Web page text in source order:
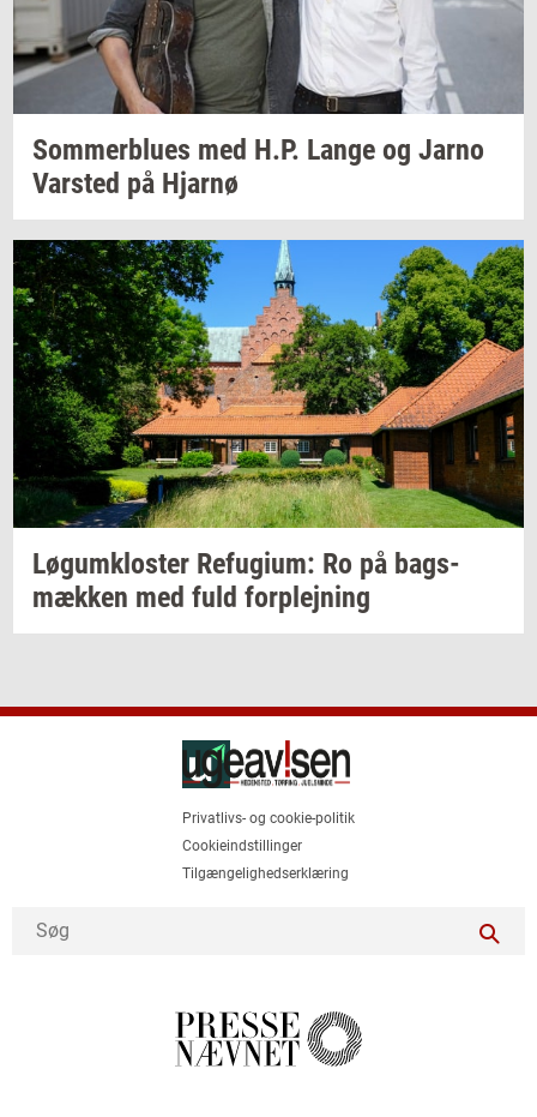
Som­mer­blu­es med H.P. Lange og Jarno
Var­sted på Hjar­nø
Løgum­klo­ster Re­fu­gi­um: Ro på bags­
mæk­ken med fuld for­plej­ning
Privatlivs- og cookie-politik
Cookieindstillinger
Tilgængelighedserklæring